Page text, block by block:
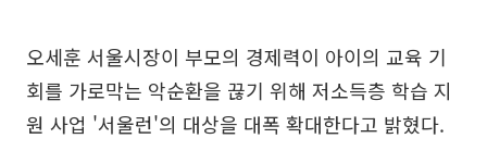
오세훈 서울시장이 부모의 경제력이 아이의 교육 기
회를 가로막는 악순환을 끊기 위해 저소득층 학습 지
원 사업 '서울런'의 대상을 대폭 확대한다고 밝혔다.